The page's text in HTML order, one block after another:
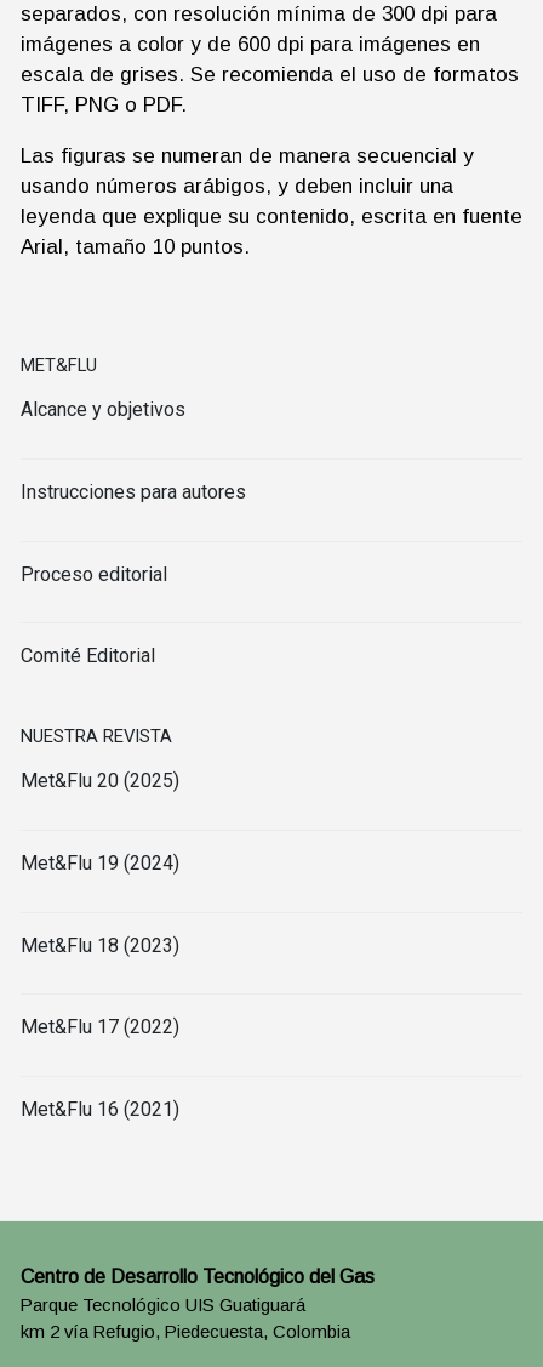
separados, con resolución mínima de 300 dpi para
imágenes a color y de 600 dpi para imágenes en
escala de grises. Se recomienda el uso de formatos
TIFF, PNG o PDF.
Las figuras se numeran de manera secuencial y
usando números arábigos, y deben incluir una
leyenda que explique su contenido, escrita en fuente
Arial, tamaño 10 puntos.
MET&FLU
Alcance y objetivos
Instrucciones para autores
Proceso editorial
Comité Editorial
NUESTRA REVISTA
Met&Flu 20 (2025)
Met&Flu 19 (2024)
Met&Flu 18 (2023)
Met&Flu 17 (2022)
Met&Flu 16 (2021)
Centro de Desarrollo Tecnológico del Gas
Parque Tecnológico UIS Guatiguará
km 2 vía Refugio, Piedecuesta, Colombia